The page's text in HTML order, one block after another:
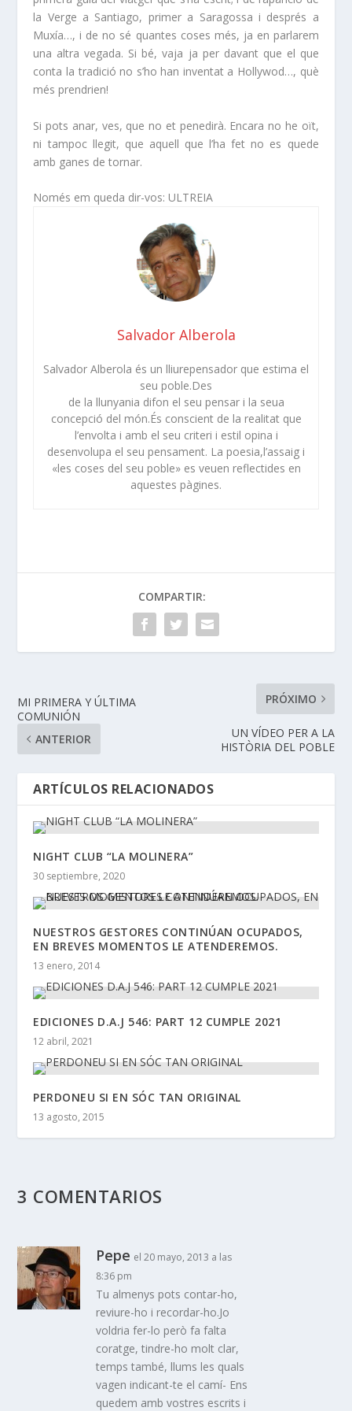
la Verge a Santiago, primer a Saragossa i després a
Muxía…, i de no sé quantes coses més, ja en parlarem
una altra vegada. Si bé, vaja ja per davant que el que
conta la tradició no s’ho han inventat a Hollywod…, què
més prendrien!
Si pots anar, ves, que no et penedirà. Encara no he oït,
ni tampoc llegit, que aquell que l’ha fet no es quede
amb ganes de tornar.
Només em queda dir-vos: ULTREIA
Salvador Alberola
Salvador Alberola és un lliurepensador que estima el
seu poble.Des
de la llunyania difon el seu pensar i la seua
concepció del món.És conscient de la realitat que
l’envolta i amb el seu criteri i estil opina i
desenvolupa el seu pensament. La poesia,l’assaig i
«les coses del seu poble» es veuen reflectides en
aquestes pàgines.
COMPARTIR:
MI PRIMERA Y ÚLTIMA
COMUNIÓN
ANTERIOR
PRÓXIMO
UN VÍDEO PER A LA
HISTÒRIA DEL POBLE
ARTÍCULOS RELACIONADOS
NIGHT CLUB “LA MOLINERA”
30 septiembre, 2020
NUESTROS GESTORES CONTINÚAN OCUPADOS,
EN BREVES MOMENTOS LE ATENDEREMOS.
13 enero, 2014
EDICIONES D.A.J 546: PART 12 CUMPLE 2021
12 abril, 2021
PERDONEU SI EN SÓC TAN ORIGINAL
13 agosto, 2015
3 COMENTARIOS
Pepe el 20 mayo, 2013 a las
8:36 pm
Tu almenys pots contar-ho,
reviure-ho i recordar-ho.Jo
voldria fer-lo però fa falta
coratge, tindre-ho molt clar,
temps també, llums les quals
vagen indicant-te el camí- Ens
quedem amb vostres escrits i